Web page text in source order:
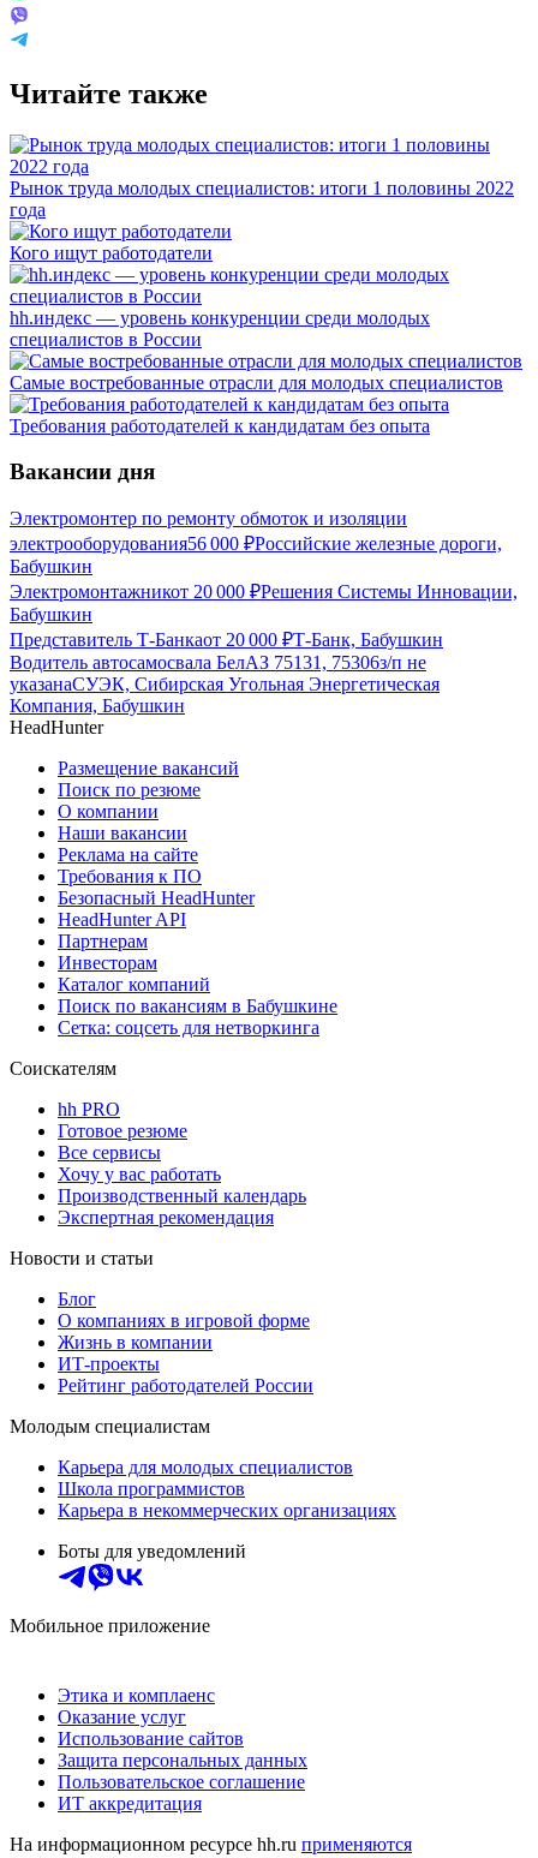
Читайте также
Рынок труда молодых специалистов: итоги 1 половины 2022
года
Кого ищут работодатели
hh.индекс — уровень конкуренции среди молодых
специалистов в России
Самые востребованные отрасли для молодых специалистов
Требования работодателей к кандидатам без опыта
Вакансии дня
Электромонтер по ремонту обмоток и изоляции
электрооборудования56 000 ₽Российские железные дороги,
Бабушкин
Электромонтажникот 20 000 ₽Решения Системы Инновации,
Бабушкин
Представитель Т-Банкаот 20 000 ₽Т-Банк, Бабушкин
Водитель автосамосвала БелАЗ 75131, 75306з/п не
указанаСУЭК, Сибирская Угольная Энергетическая
Компания, Бабушкин
HeadHunter
Размещение вакансий
Поиск по резюме
О компании
Наши вакансии
Реклама на сайте
Требования к ПО
Безопасный HeadHunter
HeadHunter API
Партнерам
Инвесторам
Каталог компаний
Поиск по вакансиям в Бабушкине
Сетка: соцсеть для нетворкинга
Соискателям
hh PRO
Готовое резюме
Все сервисы
Хочу у вас работать
Производственный календарь
Экспертная рекомендация
Новости и статьи
Блог
О компаниях в игровой форме
Жизнь в компании
ИТ-проекты
Рейтинг работодателей России
Молодым специалистам
Карьера для молодых специалистов
Школа программистов
Карьера в некоммерческих организациях
Боты для уведомлений
Мобильное приложение
Этика и комплаенс
Оказание услуг
Использование сайтов
Защита персональных данных
Пользовательское соглашение
ИТ аккредитация
На информационном ресурсе hh.ru применяются